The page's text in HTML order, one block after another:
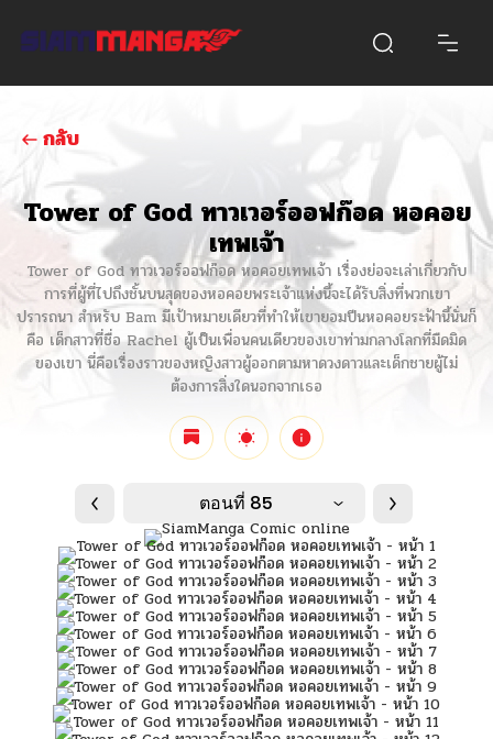
กลับ
Tower of God ทาวเวอร์ออฟก๊อด หอคอย
เทพเจ้า
Tower of God ทาวเวอร์ออฟก๊อด หอคอยเทพเจ้า เรื่องย่อจะเล่าเกี่ยวกับ
การที่ผู้ที่ไปถึงชั้นบนสุดของหอคอยพระเจ้าแห่งนี้จะได้รับสิ่งที่พวกเขา
ปรารถนา สำหรับ Bam มีเป้าหมายเดียวที่ทำให้เขายอมปีนหอคอยระฟ้านี้นั่นก็
คือ เด็กสาวที่ชื่อ Rachel ผู้เป็นเพื่อนคนเดียวของเขาท่ามกลางโลกที่มืดมิด
ของเขา นี่คือเรื่องราวของหญิงสาวผู้ออกตามหาดวงดาวและเด็กชายผู้ไม่
ต้องการสิ่งใดนอกจากเธอ
ตอนที่ 85